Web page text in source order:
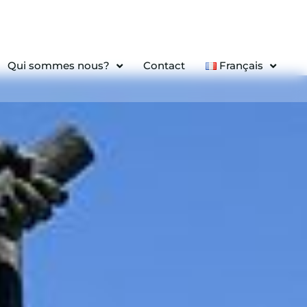
Qui sommes nous? Contact Français